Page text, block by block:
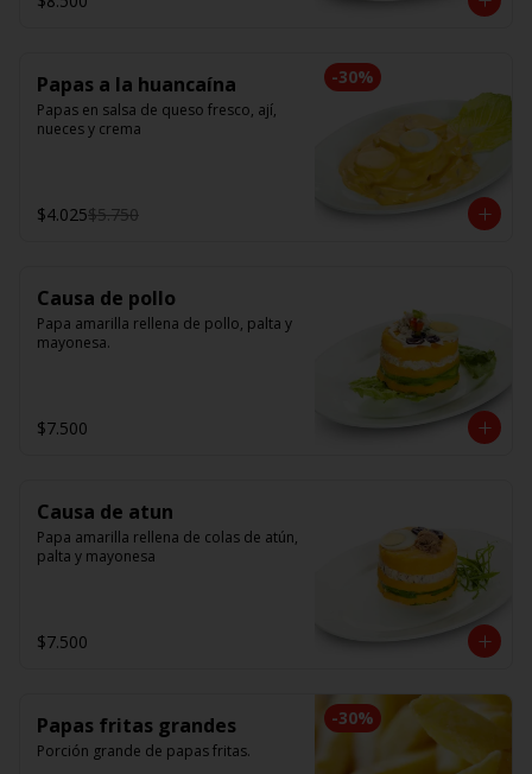
-30%
Papas a la huancaína
Papas en salsa de queso fresco, ají,
nueces y crema
$4.025$5.750
Causa de pollo
Papa amarilla rellena de pollo, palta y
mayonesa.
$7.500
Causa de atun
Papa amarilla rellena de colas de atún,
palta y mayonesa
$7.500
-30%
Papas fritas grandes
Porción grande de papas fritas.